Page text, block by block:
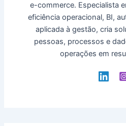
e-commerce. Especialista
eficiência operacional, BI,
aplicada à gestão, cria
pessoas, processos e
operações em